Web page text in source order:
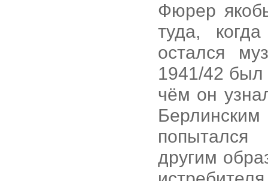
Фюрер
туда,
остался
1941/42 был
чём он
попытался
другим